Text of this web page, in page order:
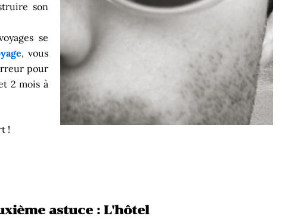
son
se
, vous
pour
2 mois à
!
astuce : L'hôtel